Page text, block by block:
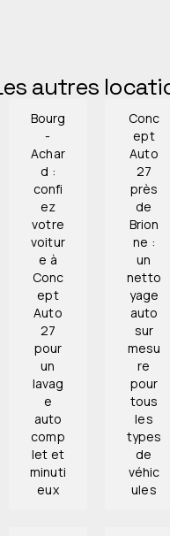
autres
Bourg
-
Achar
d :
confi
ez
votre
voitur
e à
Conc
ept
Auto
27
pour
un
lavag
e
auto
comp
let et
minuti
eux
Conc
ept
Auto
27
près
de
Brion
ne :
un
netto
yage
auto
sur
mesu
re
pour
tous
les
types
de
véhic
ules